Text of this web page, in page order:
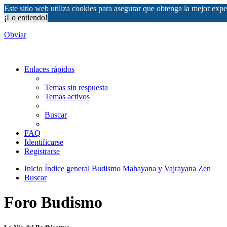
Este sitio web utiliza cookies para asegurar que obtenga la mejor
¡Lo entiendo!
Obviar
Enlaces rápidos
Temas sin respuesta
Temas activos
Buscar
FAQ
Identificarse
Registrarse
Inicio Índice general Budismo Mahayana y Vajrayana Zen
Buscar
Foro Budismo